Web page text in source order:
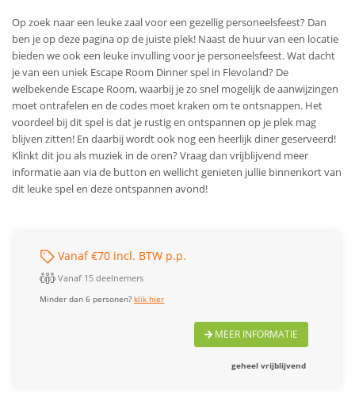
Op zoek naar een leuke zaal voor een gezellig personeelsfeest? Dan
ben je op deze pagina op de juiste plek! Naast de huur van een locatie
bieden we ook een leuke invulling voor je personeelsfeest. Wat dacht
je van een uniek Escape Room Dinner spel in Flevoland? De
welbekende Escape Room, waarbij je zo snel mogelijk de aanwijzingen
moet ontrafelen en de codes moet kraken om te ontsnappen. Het
voordeel bij dit spel is dat je rustig en ontspannen op je plek mag
blijven zitten! En daarbij wordt ook nog een heerlijk diner geserveerd!
Klinkt dit jou als muziek in de oren? Vraag dan vrijblijvend meer
informatie aan via de button en wellicht genieten jullie binnenkort van
dit leuke spel en deze ontspannen avond!
Vanaf €70 incl. BTW p.p.
Vanaf 15 deelnemers
Minder dan 6 personen?klik hier
MEER INFORMATIE
geheel vrijblijvend